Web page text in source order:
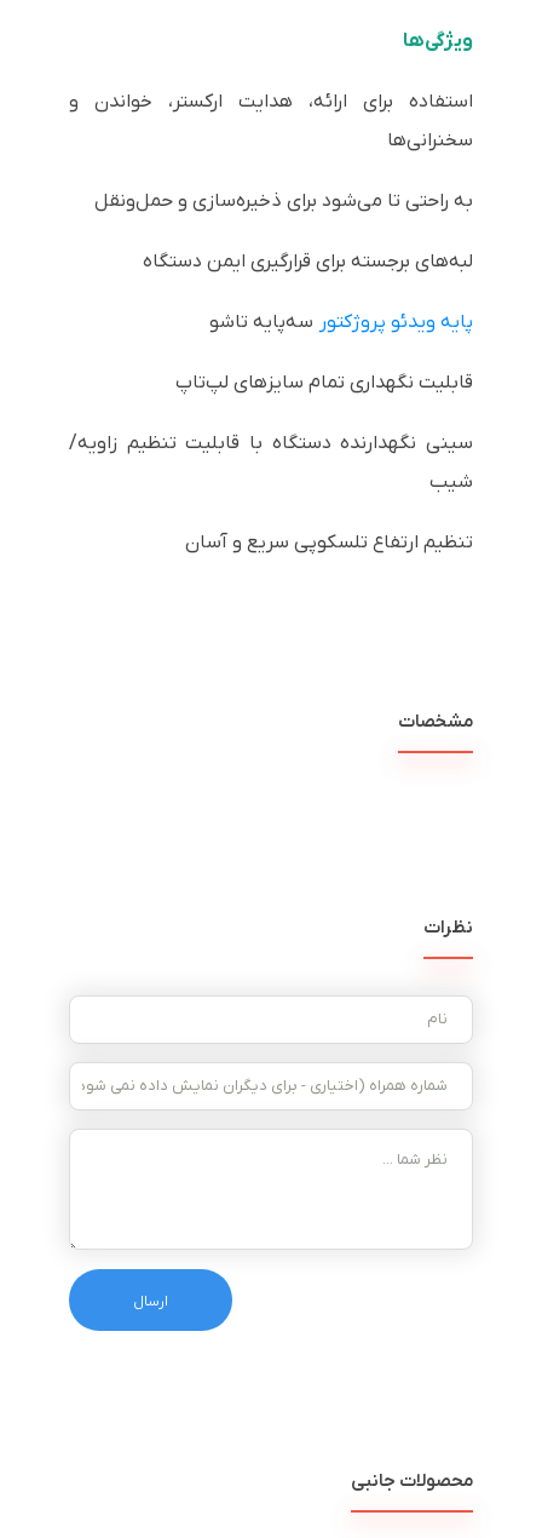
ویژگی‌ها
استفاده برای ارائه، هدایت ارکستر، خواندن و
سخنرانی‌ها
به راحتی تا می‌شود برای ذخیره‌سازی و حمل‌ونقل
لبه‌های برجسته برای قرارگیری ایمن دستگاه
پایه ویدئو پروژکتور سه‌پایه تاشو
قابلیت نگهداری تمام سایزهای لپ‌تاپ
سینی نگهدارنده دستگاه با قابلیت تنظیم زاویه/
شیب
تنظیم ارتفاع تلسکوپی سریع و آسان
مشخصات
نظرات
محصولات جانبی